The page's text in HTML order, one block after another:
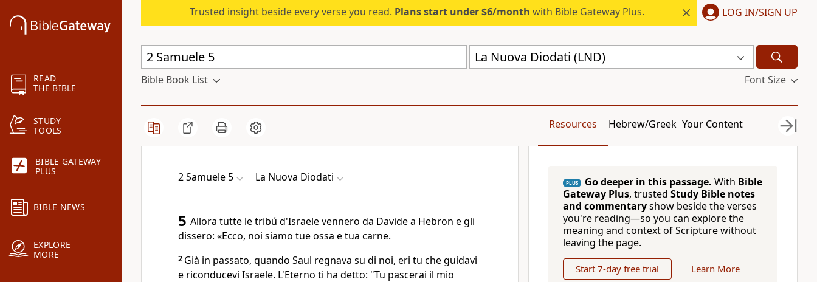
READ
THE BIBLE
STUDY
TOOLS
BIBLE GATEWAY
PLUS
BIBLE NEWS
EXPLORE
MORE
Trusted insight beside every verse you read. Plans start under $6/month with Bible Gateway Plus. LOG IN/SIGN UP
La Nuova Diodati (LND)
Bible Book List Font Size
Resources Hebrew/Greek Your Content
2 Samuele 5 La Nuova Diodati
5 Allora tutte le tribú d'Israele vennero da Davide a Hebron e gli
dissero: «Ecco, noi siamo tue ossa e tua carne.
2 Già in passato, quando Saul regnava su di noi, eri tu che guidavi
e riconducevi Israele. L'Eterno ti ha detto: "Tu pascerai il mio
PLUS Go deeper in this passage. With Bible
Gateway Plus, trusted Study Bible notes
and commentaryshow beside the verses
you're reading—so you can explore the
meaning and context of Scripture without
leaving the page.
Start 7-day free trial Learn More